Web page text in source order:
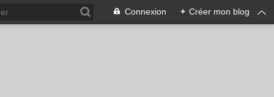
Connexion + Créer mon blog